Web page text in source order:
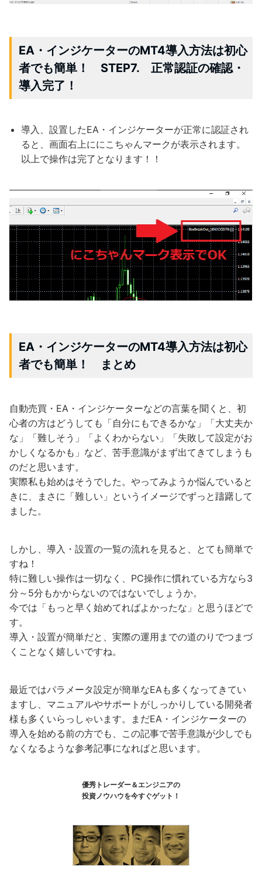
EA・インジケーターのMT4導入方法は初心
者でも簡単！ STEP7. 正常認証の確認・
導入完了！
導入、設置したEA・インジケーターが正常に認証され
ると、画面右上ににこちゃんマークが表示されます。
以上で操作は完了となります！！
EA・インジケーターのMT4導入方法は初心
者でも簡単！ まとめ
自動売買・EA・インジケーターなどの言葉を聞くと、初
心者の方はどうしても「自分にもできるかな」「大丈夫か
な」「難しそう」「よくわからない」「失敗して設定がお
かしくなるかも」など、苦手意識がまず出てきてしまうも
のだと思います。
実際私も始めはそうでした。やってみようか悩んでいると
きに、まさに「難しい」というイメージでずっと躊躇して
ました。
しかし、導入・設置の一覧の流れを見ると、とても簡単で
すね！
特に難しい操作は一切なく、PC操作に慣れている方なら3
分～5分もかからないのではないでしょうか。
今では「もっと早く始めてればよかったな」と思うほどで
す。
導入・設置が簡単だと、実際の運用までの道のりでつまづ
くことなく嬉しいですね。
最近ではパラメータ設定が簡単なEAも多くなってきてい
ますし、マニュアルやサポートがしっかりしている開発者
様も多くいらっしゃいます。まだEA・インジケーターの
導入を始める前の方でも、この記事で苦手意識が少しでも
なくなるような参考記事になればと思います。
優秀トレーダー＆エンジニアの
投資ノウハウを今すぐゲット！